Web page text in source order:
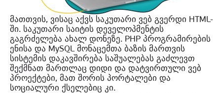
მათთვის, ვისაც აქვს საკუთარი ვებ გვერდი HTML-
ში. საკუთარი საიტის დეველოპმენტის
გაგრძელება ახალ დონეზე. PHP პროგრამირების
ენისა და MySQL მონაცემთა ბაზის მართვის
სისტემის დაკავშირება საშუალებას გაძლევთ
შექმნათ მართლაც დიდი და დატვირთული ვებ
პროექტები, მათ შორის პორტალები და
სოციალური ქსელებიც კი.